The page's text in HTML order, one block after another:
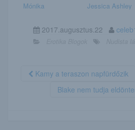
Mónika Jessica Ashley
2017.augusztus.22
Kamy a teraszon napfürdőzik
Blake nem tudja